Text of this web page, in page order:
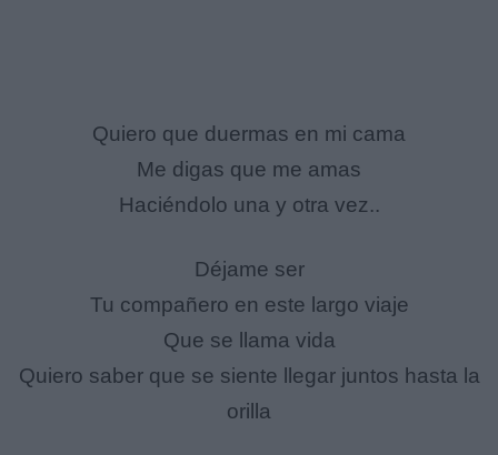
Quiero que duermas en mi cama
Me digas que me amas
Haciéndolo una y otra vez..
Déjame ser
Tu compañero en este largo viaje
Que se llama vida
Quiero saber que se siente llegar juntos hasta la
orilla